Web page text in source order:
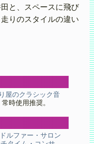
と、スペースに飛び
りのスタイルの違い
屋のクラシック音
時使用推奨。
ルファー・サロン